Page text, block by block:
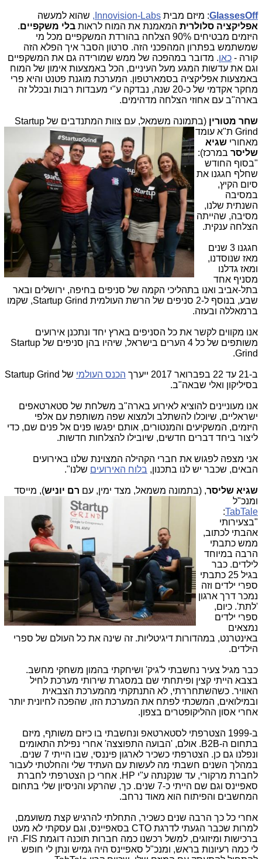
GlassesOff
: מיזם מבית Innovision-Labs,
שהוא למעשה
אפליקציה סלולרית המאמנת את המוח לראות בלי משקפיים.
היזמים מבטיחים 90% הצלחה בהורדת המשקפיים מכל מי
שמשתמש בפתרון המהפכני הזה. סרטון הסבר איך הפלא הזה
קורה - כאן. מדובר במהפכה של ממש שמורידה גם את המשקפיים
וגם את עדשות המגע מעל העיניים, הכל באמצעות אימון של המוח
באמצעות אפליקציה בסמארטפון. המערכת מוגנת פטנט והיא פרי
מחקר אקדמי של כ-20 שנה, נבדקה ע"י מעבדות רבות ובכלל זה
בארה"ב עם אחוזי הצלחה מדהימים.
שחר מטורין (בתמונה משמאל, עם צוות המתנדבי
ם של Startup
Grind ת"א עומד
מאחורי שגיא
שליסר במרכז):
"בסוף החודש
שחלף חגגנו את
סיום הקיץ,
במסיבה
השנתית שלנו,
מסיבה, שהייתה
הצלחה ענקית.
חגגנו 3 שנים
מאז שנוסדנו,
ומאז גדלנו
מסניף אחד
בתל-אביב ואנו בתהליכי הקמה של סניפים בחיפה, ירושלים ובאר
שבע, בנוסף ל-2 סניפים של הרשת העולמית Startup Grind, שקמו
ברמאללה ובעזה.
אנו מקווים לקשר את כל הסניפים בארץ יחד ונתכנן אירועים
משותפים של כל 4 הערים בישראל, שיהיו בהן סניפים של Startup
Grind.
ב-21 עד 22 בפברואר 2017 ייערך הכנס העולמי
של Startup Grind
בסיליקון ואלי שבאה"ב.
אנו מעוניינים להוציא לאירוע בארה"ב משלחת של סטארטאפים
ישראליים, שיוכלו להשתלב ולמצוא שפה משותפת עם אלפי
היזמים, המשקיעים והמנטורים, אותם יפגשו פנים אל פנים שם, כדי
ליצור ביחד דברים חדשים, שיובילו להצלחות חדשות.
אני מצפה לפגוש את חברי הקהילה המצוינת שלנו באירועים
הבאים, שכבר יש לנו בתכנון, בלוח האירועים שלנו".
שגיא שליסר, (בתמונה משמאל, מצד ימין, עם רם יוניש), מייסד
ומנכ"ל
TabTale
:
"בצעירותי
אהבתי לכתוב,
ממש כתבתי
הרבה במיוחד
לילדים. כבר
בגיל 25 כתבתי
ספרי ילדים וזה
נמכר דרך ארגון
'לתת'. כיום,
ספרי ילדים
נמצאים
באינטרנט, במהדורות דיגיטליות. זה שינה את כל העולם של ספרי
הילדים.
כבר מגיל צעיר נחשבתי ל'גיק' ושיחקתי בהמון משחקי מחשב.
בצבא הייתי קצין ופיתחתי שם במסגרת שירותי מערכת לחיל
האוויר. כשהשתחררתי, לא התנתקתי מהמערכת הצבאית
ובמילואים, המשכתי לפתח את המערכת הזו, שהפכה לחיונית יותר
אחרי אסון ההליקופטרים בצפון.
ב-1999 הצטרפתי לסטארטאפ ונחשבתי בו כיזם משותף, מיזם
בתחום ה-B2B. אולם, 'הבועה התפוצצה' אחרי נפילת התאומים
ונפלנו גם כן. הצטרפתי כשכיר לארגון פיננסי, שבו הייתי 7 שנים.
במהלך השנים חשבתי מה לעשות עם העתיד שלי והחלטתי לעבור
לחברת מרקורי, עד שנקנתה ע"י HP. אחרי כן הצטרפתי לחברת
סאפיינס וגם שם הייתי כ-7 שנים. כך, שהרקע והניסיון שלי בתחום
המחשבים והפיתוח הוא מאוד נרחב.
אחרי כל כך הרבה שנים כשכיר, התחלתי להרגיש קצת משועמם,
למרות שכבר הגעתי לדרגת CTO בסאפיינס, וגם עסקתי לא מעט
ברכישות ומיזוגים, למשל רכשנו כמה חברות תוכנה דוגמת FIS. היו
לי כמה רעיונות בראש, ומנכ"ל סאפיינס היה גמיש ונתן לי חופש